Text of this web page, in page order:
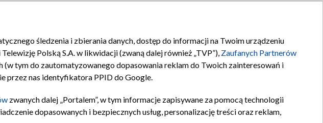
Pomoc Biuro reklamy Kontakt
śledzenia i zbierania danych, dostęp do informacji na Twoim urządzeniu
Polską S.A. w likwidacji (zwaną dalej również „TVP”), Zaufanych Partnerów
(w tym do zautomatyzowanego dopasowania reklam do Twoich zainteresowań i
przez nas identyfikatora PPID do Google.
zwanych dalej „Portalem”, w tym informacje zapisywane za pomocą technologii
dopasowanych i bezpiecznych usług, personalizację treści oraz reklam,